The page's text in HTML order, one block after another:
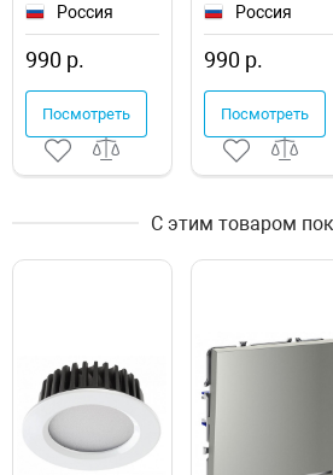
матовая
Россия
990 р.
Посмотреть
матовая
Россия
990 р.
Посмотреть
С этим товаром